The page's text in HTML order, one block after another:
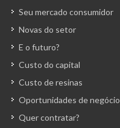
Seu mercado consumidor
Novas do setor
E o futuro?
Custo do capital
Custo de resinas
Oportunidades de negócio
Quer contratar?